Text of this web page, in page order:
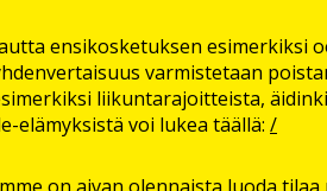
ensikosketuksen esimerkiksi
varmistetaan
liikuntarajoitteista,
elämyksistä voi lukea täällä: /